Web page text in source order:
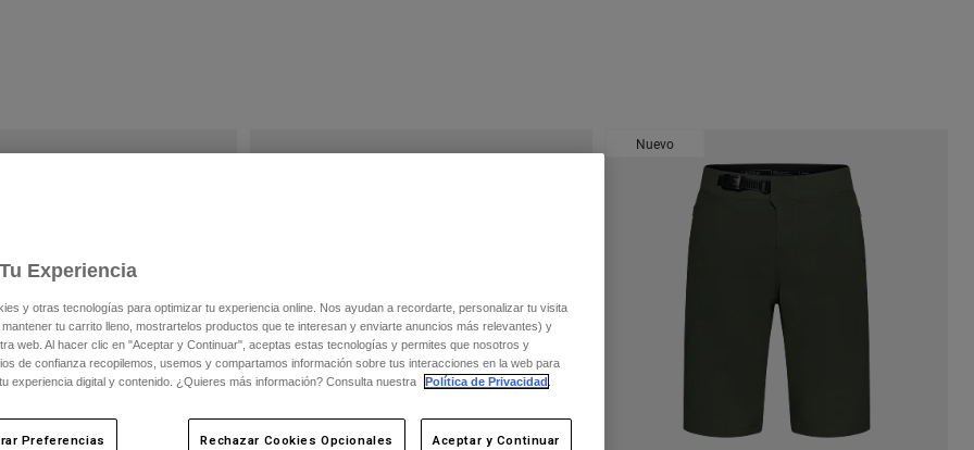
Nuevo
Experiencia
y otras tecnologías para optimizar tu experiencia online. Nos ayudan a recordarte, personalizar tu visita
tu carrito lleno, mostrartelos productos que te interesan y enviarte anuncios más relevantes) y
web. Al hacer clic en "Aceptar y Continuar", aceptas estas tecnologías y permites que nosotros y
de confianza recopilemos, usemos y compartamos información sobre tus interacciones en la web para
experiencia digital y contenido. ¿Quieres más información? Consulta nuestra
Política de Privacidad .
Preferencias Rechazar Cookies Opcionales Aceptar y Continuar